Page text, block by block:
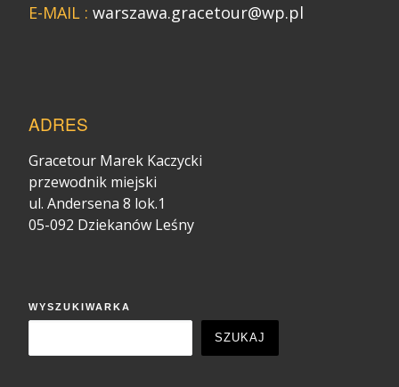
E-MAIL : warszawa.gracetour@wp.pl
ADRES
Gracetour Marek Kaczycki
przewodnik miejski
ul. Andersena 8 lok.1
05-092 Dziekanów Leśny
WYSZUKIWARKA
SZUKAJ